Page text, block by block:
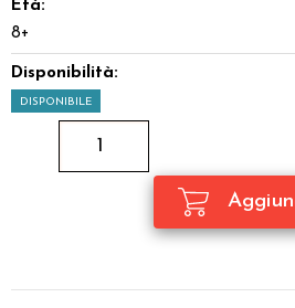
Età:
8+
Disponibilità:
DISPONIBILE